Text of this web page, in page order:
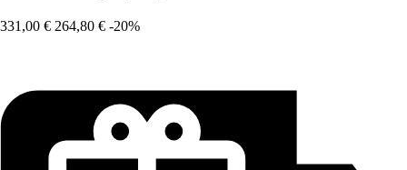
331,00 € 264,80 € -20%